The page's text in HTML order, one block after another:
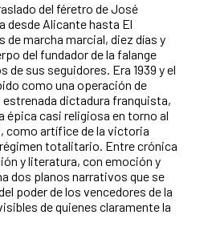
del féretro de José
desde Alicante hasta El
marcha marcial, diez días y
del fundador de la falange
de sus seguidores. Era 1939 y el
como una operación de
estrenada dictadura franquista,
épica casi religiosa en torno al
como artífice de la victoria
totalitario. Entre crónica
y literatura, con emoción y
dos planos narrativos que se
poder de los vencedores de la
de quienes claramente la